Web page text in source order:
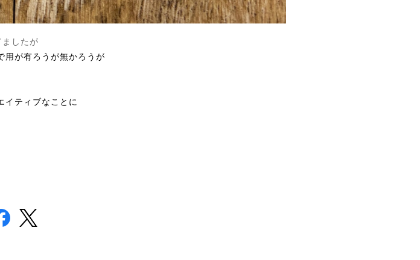
したが
用が有ろうが無かろうが
イティブなことに